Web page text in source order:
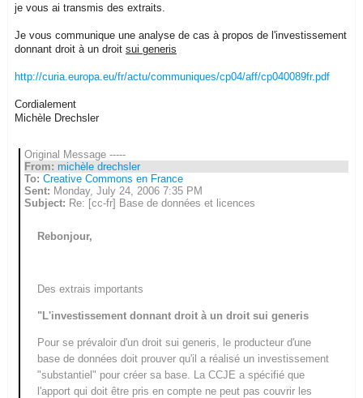
je vous ai transmis des extraits.
Je vous communique une analyse de cas à propos de l'investissement
donnant droit à un droit sui generis
http://curia.europa.eu/fr/actu/communiques/cp04/aff/cp040089fr.pdf
Cordialement
Michèle Drechsler
Original Message -----
From: michèle drechsler
To: Creative Commons en France
Sent: Monday, July 24, 2006 7:35 PM
Subject: Re: [cc-fr] Base de données et licences
Rebonjour,
Des extrais importants
"L'investissement donnant droit à un droit sui generis
Pour se prévaloir d'un droit sui generis , le producteur d'une
base de données doit prouver qu'il a réalisé un investissement
"substantiel " pour créer sa base. La CCJE a spécifié que
l'apport qui doit être pris en compte ne peut pas couvrir les